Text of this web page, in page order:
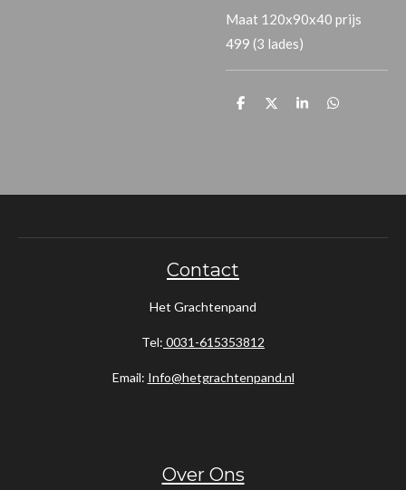
Maat 120x90x40 prijs
499 (3 lades)
D
D
S
D
Contact
Het Grachtenpand
Tel: 0031-615353812
Email: Info@hetgrachtenpand.nl
Over Ons